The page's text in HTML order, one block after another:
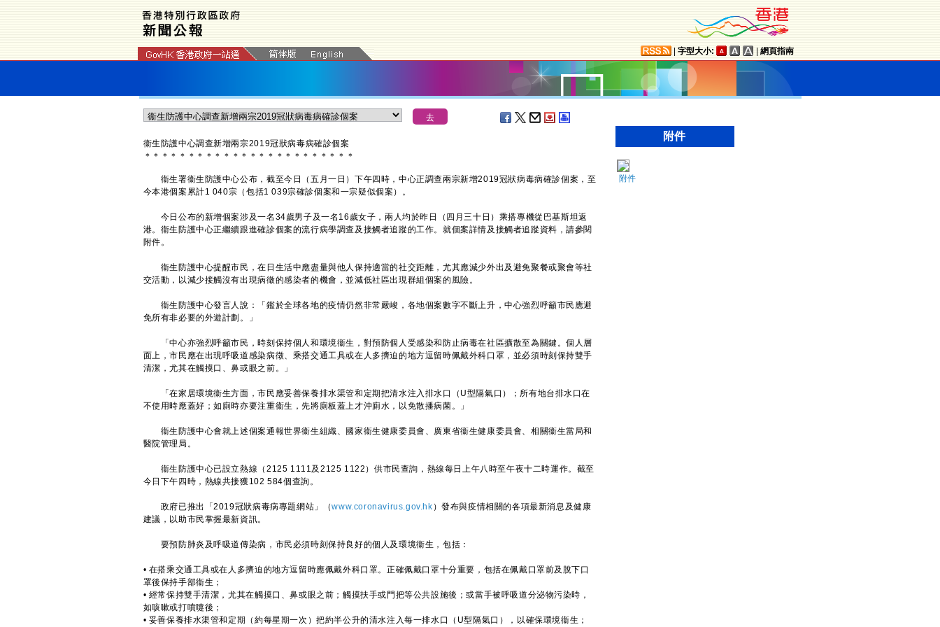
字型大小: 網頁指南
衞生防護中心調查新增兩宗2019冠狀病毒病確診個案
＊ ＊ ＊ ＊ ＊ ＊ ＊ ＊ ＊ ＊ ＊ ＊ ＊ ＊ ＊ ＊ ＊ ＊ ＊ ＊ ＊ ＊ ＊ ＊
衞生署衞生防護中心公布，截至今日（五月一日）下午四時，中心正調查兩宗新增2019冠狀病毒病確診個案，至
今本港個案累計1 040宗（包括1 039宗確診個案和一宗疑似個案）。
今日公布的新增個案涉及一名34歲男子及一名16歲女子，兩人均於昨日（四月三十日）乘搭專機從巴基斯坦返
港。衞生防護中心正繼續跟進確診個案的流行病學調查及接觸者追蹤的工作。就個案詳情及接觸者追蹤資料，請參閱
附件。
衞生防護中心提醒市民，在日生活中應盡量與他人保持適當的社交距離，尤其應減少外出及避免聚餐或聚會等社
交活動，以減少接觸沒有出現病徵的感染者的機會，並減低社區出現群組個案的風險。
衞生防護中心發言人說：「鑑於全球各地的疫情仍然非常嚴峻，各地個案數字不斷上升，中心強烈呼籲市民應避
免所有非必要的外遊計劃。」
「中心亦強烈呼籲市民，時刻保持個人和環境衞生，對預防個人受感染和防止病毒在社區擴散至為關鍵。個人層
面上，市民應在出現呼吸道感染病徵、乘搭交通工具或在人多擠迫的地方逗留時佩戴外科口罩，並必須時刻保持雙手
清潔，尤其在觸摸口、鼻或眼之前。」
「在家居環境衞生方面，市民應妥善保養排水渠管和定期把清水注入排水口（U型隔氣口）；所有地台排水口在
不使用時應蓋好；如廁時亦要注重衞生，先將廁板蓋上才沖廁水，以免散播病菌。」
衞生防護中心會就上述個案通報世界衞生組織、國家衞生健康委員會、廣東省衞生健康委員會、相關衞生當局和
醫院管理局。
衞生防護中心已設立熱線（2125 1111及2125 1122）供市民查詢，熱線每日上午八時至午夜十二時運作。截至
今日下午四時，熱線共接獲102 584個查詢。
政府已推出「2019冠狀病毒病專題網站」（www.coronavirus.gov.hk ）發布與疫情相關的各項最新消息及健康
建議，以助市民掌握最新資訊。
要預防肺炎及呼吸道傳染病，市民必須時刻保持良好的個人及環境衞生，包括：
• 在搭乘交通工具或在人多擠迫的地方逗留時應佩戴外科口罩。正確佩戴口罩十分重要，包括在佩戴口罩前及脫下口
罩後保持手部衞生；
• 經常保持雙手清潔，尤其在觸摸口、鼻或眼之前；觸摸扶手或門把等公共設施後；或當手被呼吸道分泌物污染時，
如咳嗽或打噴嚏後；
• 妥善保養排水渠管和定期（約每星期一次）把約半公升的清水注入每一排水口（U型隔氣口），以確保環境衞生；
附件
附件